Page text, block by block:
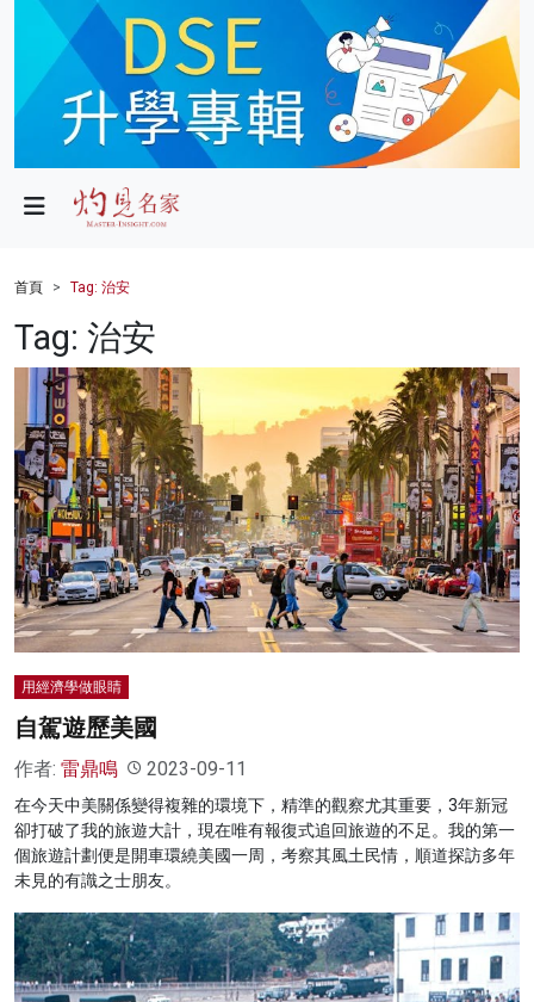
政局
財經
健康
商業
科技
影片
名家榜
灼見活動
首頁 Tag: 治安
Tag: 治安
用經濟學做眼睛
自駕遊歷美國
作者: 雷鼎鳴 2023-09-11
在今天中美關係變得複雜的環境下，精準的觀察尤其重要，3年新冠
卻打破了我的旅遊大計，現在唯有報復式追回旅遊的不足。我的第一
個旅遊計劃便是開車環繞美國一周，考察其風土民情，順道探訪多年
未見的有識之士朋友。